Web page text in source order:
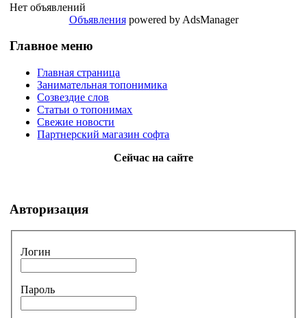
Нет объявлений
Объявленияpowered by AdsManager
Главное меню
Главная страница
Занимательная топонимика
Созвездие слов
Статьи о топонимах
Свежие новости
Партнерский магазин софта
Сейчас на сайте
Авторизация
Логин
Пароль